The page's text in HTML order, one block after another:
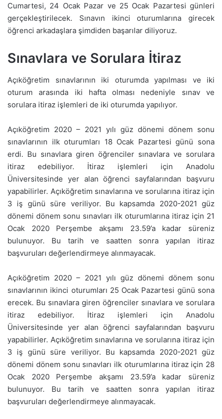
Cumartesi, 24 Ocak Pazar ve 25 Ocak Pazartesi günleri
gerçekleştirilecek. Sınavın ikinci oturumlarına girecek
öğrenci arkadaşlara şimdiden başarılar diliyoruz.
Sınavlara ve Sorulara İtiraz
Açıköğretim sınavlarının iki oturumda yapılması ve iki
oturum arasında iki hafta olması nedeniyle sınav ve
sorulara itiraz işlemleri de iki oturumda yapılıyor.
Açıköğretim 2020 – 2021 yılı güz dönemi dönem sonu
sınavlarının ilk oturumları 18 Ocak Pazartesi günü sona
erdi. Bu sınavlara giren öğrenciler sınavlara ve sorulara
itiraz edebiliyor. İtiraz işlemleri için Anadolu
Üniversitesinde yer alan öğrenci sayfalarından başvuru
yapabilirler. Açıköğretim sınavlarına ve sorularına itiraz için
3 iş günü süre veriliyor. Bu kapsamda 2020-2021 güz
dönemi dönem sonu sınavları ilk oturumlarına itiraz için 21
Ocak 2020 Perşembe akşamı 23.59’a kadar süreniz
bulunuyor. Bu tarih ve saatten sonra yapılan itiraz
başvuruları değerlendirmeye alınmayacak.
Açıköğretim 2020 – 2021 yılı güz dönemi dönem sonu
sınavlarının ikinci oturumları 25 Ocak Pazartesi günü sona
erecek. Bu sınavlara giren öğrenciler sınavlara ve sorulara
itiraz edebiliyor. İtiraz işlemleri için Anadolu
Üniversitesinde yer alan öğrenci sayfalarından başvuru
yapabilirler. Açıköğretim sınavlarına ve sorularına itiraz için
3 iş günü süre veriliyor. Bu kapsamda 2020-2021 güz
dönemi dönem sonu sınavları ilk oturumlarına itiraz için 28
Ocak 2020 Perşembe akşamı 23.59’a kadar süreniz
bulunuyor. Bu tarih ve saatten sonra yapılan itiraz
başvuruları değerlendirmeye alınmayacak.